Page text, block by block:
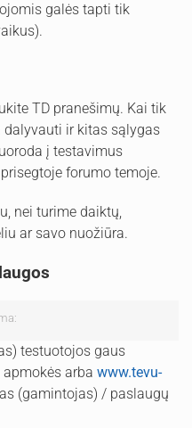
galės tapti tik
TD pranešimų. Kai tik
ir kitas sąlygas
į testavimus
forumo temoje.
nei turime daiktų,
ar savo nuožiūra.
testuotojos gaus
arba www.tevu-
(gamintojas) / paslaugų